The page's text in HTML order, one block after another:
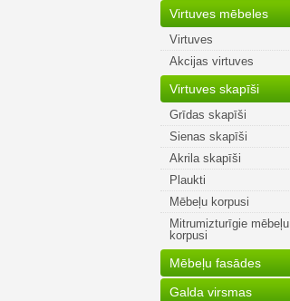
Virtuves mēbeles
Virtuves
Akcijas virtuves
Virtuves skapīši
Grīdas skapīši
Sienas skapīši
Akrila skapīši
Plaukti
Mēbeļu korpusi
Mitrumizturīgie mēbeļu
korpusi
Mēbeļu fasādes
Galda virsmas